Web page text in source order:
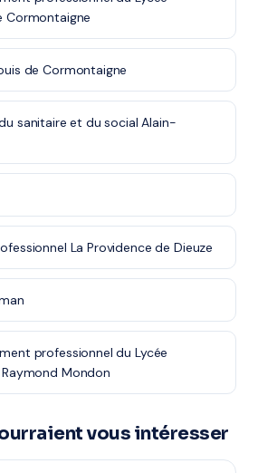
Cormontaigne
de Cormontaigne
sanitaire et du social Alain-
La Providence de Dieuze
professionnel du Lycée
Mondon
vous intéresser